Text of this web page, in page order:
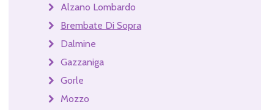
Alzano Lombardo
Brembate Di Sopra
Dalmine
Gazzaniga
Gorle
Mozzo